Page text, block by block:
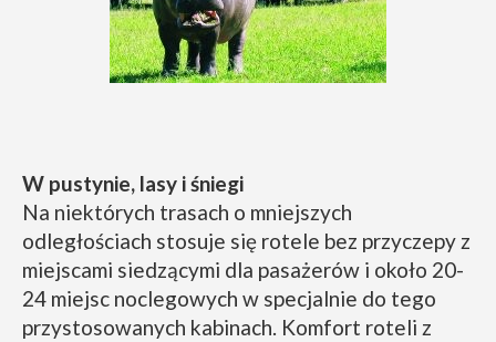
W pustynie, lasy i śniegi
Na niektórych trasach o mniejszych
odległościach stosuje się rotele bez przyczepy z
miejscami siedzącymi dla pasażerów i około 20-
24 miejsc noclegowych w specjalnie do tego
przystosowanych kabinach. Komfort roteli z